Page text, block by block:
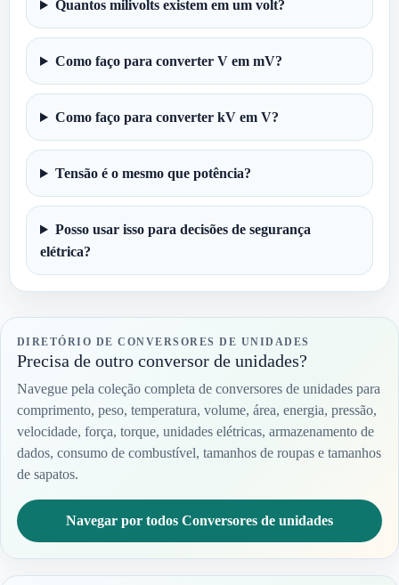
Quantos milivolts existem em um volt?
Como faço para converter V em mV?
Como faço para converter kV em V?
Tensão é o mesmo que potência?
Posso usar isso para decisões de segurança
elétrica?
DIRETÓRIO DE CONVERSORES DE UNIDADES
Precisa de outro conversor de unidades?
Navegue pela coleção completa de conversores de unidades para
comprimento, peso, temperatura, volume, área, energia, pressão,
velocidade, força, torque, unidades elétricas, armazenamento de
dados, consumo de combustível, tamanhos de roupas e tamanhos
de sapatos.
Navegar por todos Conversores de unidades